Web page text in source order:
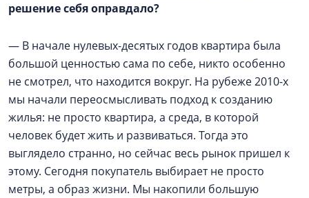
решение себя оправдало?
— В начале нулевых-десятых годов квартира была
большой ценностью сама по себе, никто особенно
не смотрел, что находится вокруг. На рубеже 2010-х
мы начали переосмысливать подход к созданию
жилья: не просто квартира, а среда, в которой
человек будет жить и развиваться. Тогда это
выглядело странно, но сейчас весь рынок пришел к
этому. Сегодня покупатель выбирает не просто
метры, а образ жизни. Мы накопили большую